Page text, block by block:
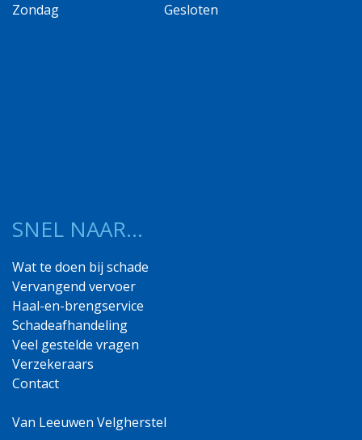
Zondag
Gesloten
SNEL NAAR…
Wat te doen bij schade
Vervangend vervoer
Haal-en-brengservice
Schadeafhandeling
Veel gestelde vragen
Verzekeraars
Contact
Van Leeuwen Velgherstel